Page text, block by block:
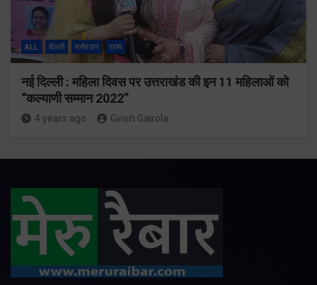
ALL दिल्ली मनोरंजन राज्य
नई दिल्ली : महिला दिवस पर उत्तराखंड की इन 11 महिलाओं को
“कल्याणी सम्मान 2022”
4 years ago Girish Gairola